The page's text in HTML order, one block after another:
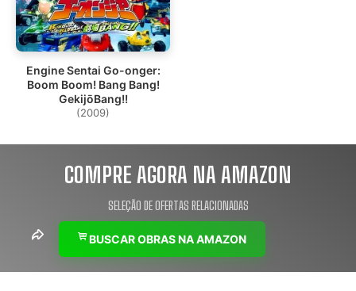
Engine Sentai Go-onger:
Boom Boom! Bang Bang!
GekijōBang!!
(2009)
COMPRE AGORA NA AMAZON
SELEÇÃO DE OFERTAS RELACIONADAS
BUSCAR OBRAS NA AMAZON